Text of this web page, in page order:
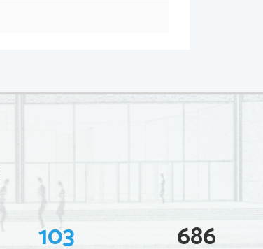
103 686